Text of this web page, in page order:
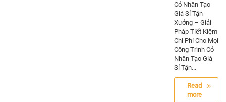
Cỏ Nhân Tạo
Giá Sỉ Tận
Xưởng – Giải
Pháp Tiết Kiệm
Chi Phí Cho Mọi
Công Trình Cỏ
Nhân Tạo Giá
Sỉ Tận...
Read
more